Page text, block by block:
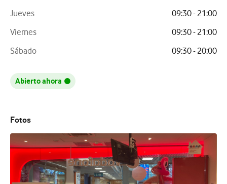
Jueves
09:30 - 21:00
Viernes
09:30 - 21:00
Sábado
09:30 - 20:00
Abierto ahora
Fotos